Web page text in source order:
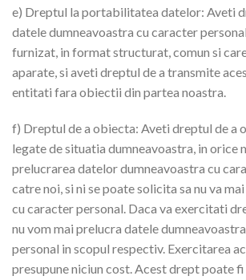
e) Dreptul la portabilitatea datelor: Aveti
datele dumneavoastra cu caracter
furnizat, in format structurat, comun si
aparate, si aveti dreptul de a transmite
entitati fara obiectii din partea noastra.
f) Dreptul de a obiecta: Aveti dreptul de a
legate de situatia dumneavoastra, in orice
prelucrarea datelor dumneavoastra cu
catre noi, si ni se poate solicita sa nu va
cu caracter personal. Daca va exercitati
nu vom mai prelucra datele
personal in scopul respectiv. Exercitarea
presupune niciun cost. Acest drept poate